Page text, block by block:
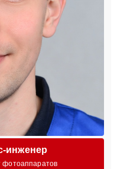
инженер
фотоаппаратов